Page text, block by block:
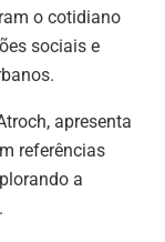
o cotidiano
sociais e
apresenta
referências
a